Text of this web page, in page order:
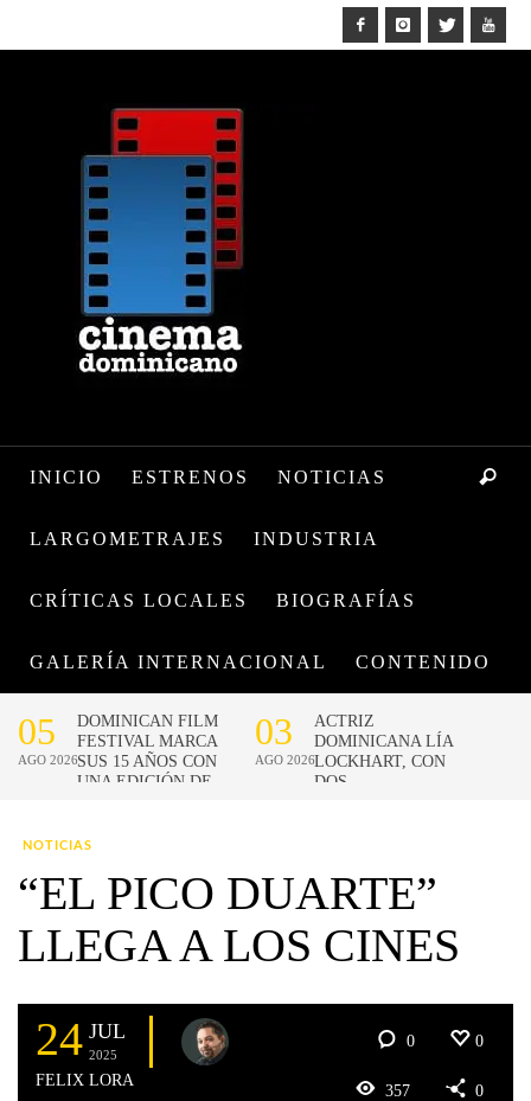
INICIO ESTRENOS NOTICIAS
LARGOMETRAJES INDUSTRIA
CRÍTICAS LOCALES BIOGRAFÍAS
GALERÍA INTERNACIONAL CONTENIDO
NOTICIAS
“EL PICO DUARTE”
LLEGA A LOS CINES
24 JUL
2025
FELIX LORA
0 0
357 0